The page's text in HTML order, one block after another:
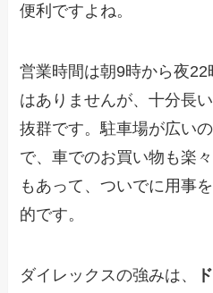
便利ですよね。
営業時間は朝9時から夜
はありませんが、十分長
抜群です。駐車場が広い
で、車でのお買い物も楽
もあって、ついでに用事
的です。
ダイレックスの強みは、